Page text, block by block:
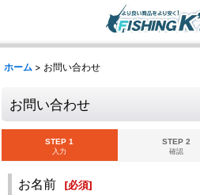
ホーム > お問い合わせ
お問い合わせ
STEP 1
入力
STEP 2
確認
お名前 [必須]